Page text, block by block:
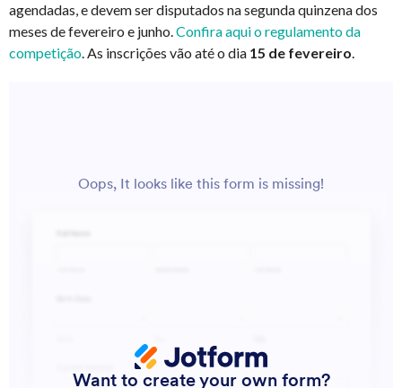
agendadas, e devem ser disputados na segunda quinzena dos
meses de fevereiro e junho.Confira aqui o regulamento da
competição. As inscrições vão até o dia 15 de fevereiro.